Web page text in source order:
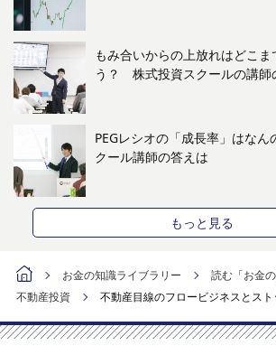
もみ合いからの上放れはどこ
う？ 株式投資スクールの講師
PEGレシオの「成長率」はなん
クール講師の答えは
もっと見る
お金の知識ライブラリー
読む「お金の
不動産投資
不動産目線のフロービジネスとス